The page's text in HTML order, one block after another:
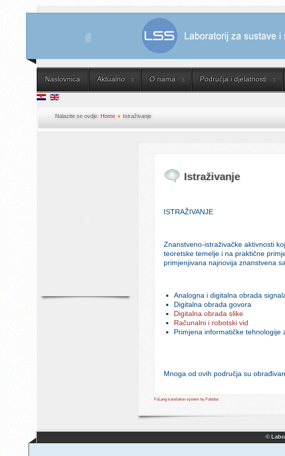
Naslovnica Aktualno O nama Područja i djelatnosti
Nalazite se ovdje:Home Istraživanje
Istraživanje
ISTRAŽIVANJE
Znanstveno-istraživačke aktivnosti
teoretske temelje i na praktične
primjenjivana najnovija znanstvena
Analogna i digitalna obrada
Digitalna obrada govora
Digitalna obrada slike
Računalni i robotski vid
Primjena informatičke tehnologije
Mnoga od ovih područja su
FaLang translation system by Faboba
©